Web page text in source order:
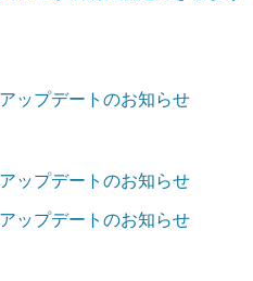
ップデートのお知らせ
ップデートのお知らせ
ップデートのお知らせ